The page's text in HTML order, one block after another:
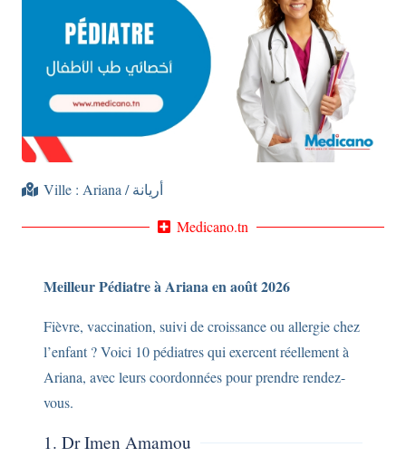
Ville :
Ariana / أريانة
Medicano.tn
Meilleur Pédiatre à Ariana en août 2026
Fièvre, vaccination, suivi de croissance ou allergie chez
l’enfant ? Voici 10 pédiatres qui exercent réellement à
Ariana, avec leurs coordonnées pour prendre rendez-
vous.
1. Dr Imen Amamou